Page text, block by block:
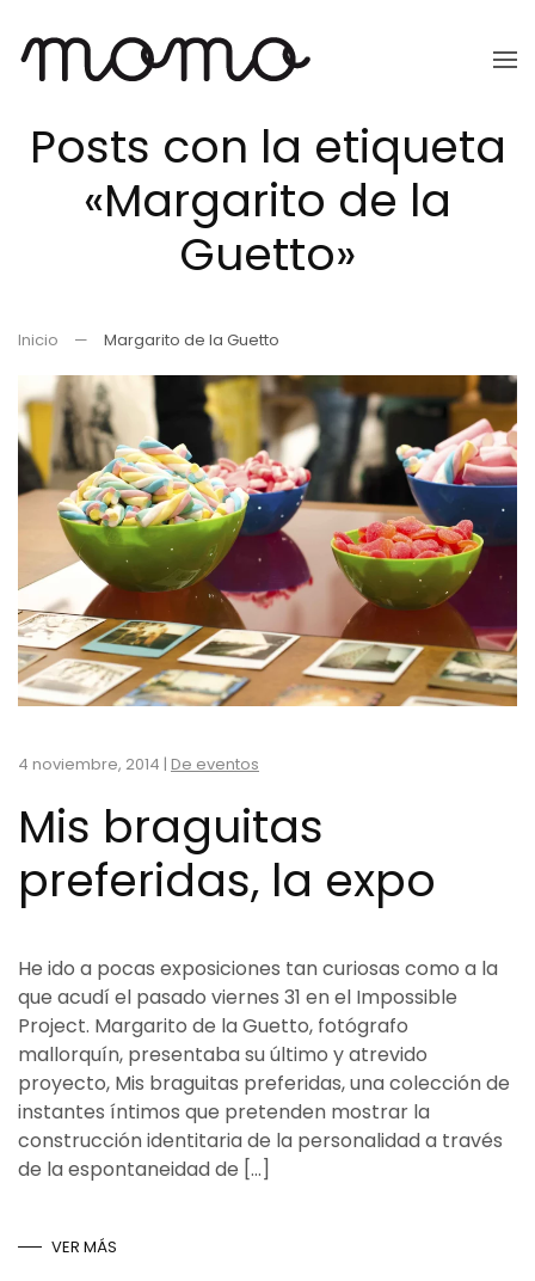
Ir
contenido
principal
Posts con la etiqueta
«Margarito de la
Guetto»
Inicio Margarito de la Guetto
4 noviembre, 2014 | De eventos
Mis braguitas
preferidas, la expo
He ido a pocas exposiciones tan curiosas como a la
que acudí el pasado viernes 31 en el Impossible
Project. Margarito de la Guetto, fotógrafo
mallorquín, presentaba su último y atrevido
proyecto, Mis braguitas preferidas, una colección de
instantes íntimos que pretenden mostrar la
construcción identitaria de la personalidad a través
de la espontaneidad de […]
VER MÁS